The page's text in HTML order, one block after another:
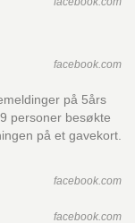
facebook.com
på 5års
personer besøkte
på et gavekort.
facebook.com
facebook.com